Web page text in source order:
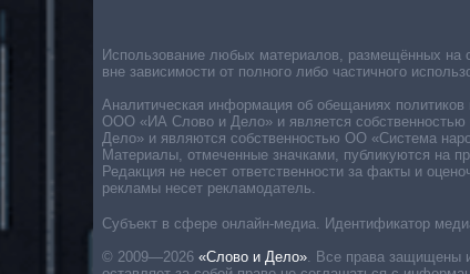
Субъект в сфере онлайн-медиа. Идентификатор
© 2009—2026 «Слово и Дело». Все права защищены
Использование любых материалов, размещённых на
вне зависимости от полного либо частичного
Аналитическая информация об обещаниях
ООО «ИА Слово и Дело» и является
Дело» и являются собственностью ОО «Система
Материалы, отмеченные значками, публикуются на
Редакция не несет ответственности за факты и
рекламы несет рекламодатель.